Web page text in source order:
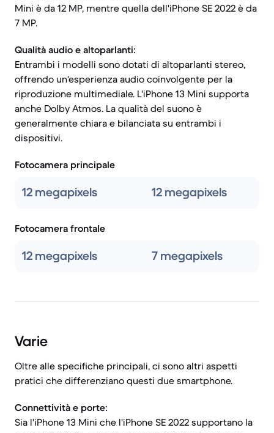
Mini è da 12 MP, mentre quella dell'iPhone SE 2022 è da
7 MP.
Qualità audio e altoparlanti:
Entrambi i modelli sono dotati di altoparlanti stereo,
offrendo un'esperienza audio coinvolgente per la
riproduzione multimediale. L'iPhone 13 Mini supporta
anche Dolby Atmos. La qualità del suono è
generalmente chiara e bilanciata su entrambi i
dispositivi.
Fotocamera principale
12 megapixels 12 megapixels
Fotocamera frontale
12 megapixels 7 megapixels
Varie
Oltre alle specifiche principali, ci sono altri aspetti
pratici che differenziano questi due smartphone.
Connettività e porte:
Sia l'iPhone 13 Mini che l'iPhone SE 2022 supportano la